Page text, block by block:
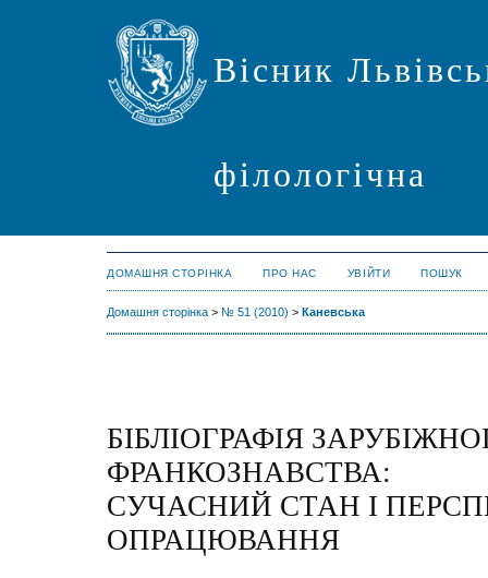
Вісник
філологічна
ДОМАШНЯ СТОРІНКА ПРО НАС УВІЙТИ ПОШУК
Домашня сторінка > № 51 (2010) > Каневська
БІБЛІОГРАФІЯ
ФРАНКОЗНАВСТВА:
СУЧАСНИЙ СТАН І
ОПРАЦЮВАННЯ